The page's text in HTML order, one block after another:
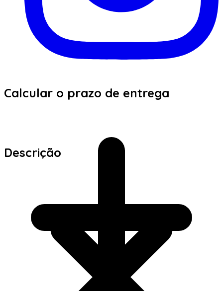
Calcular o prazo de entrega
Descrição